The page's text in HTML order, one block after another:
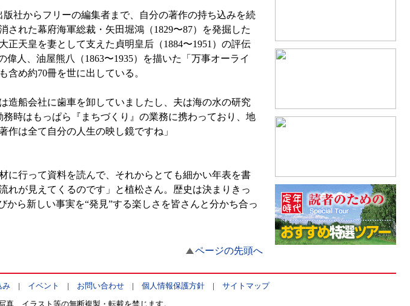
社からフリーの編集者まで、自分の著作の持ち込みを続
れた幕府海軍総裁・矢田堀鴻（1829〜87）を発掘した
天皇を妻として支えた貞明皇后（1884〜1951）の評伝
偉人、油屋熊八（1863〜1935）を描いた「万事オーライ
め約70冊を世に出している。
船会社に歯車を卸していましたし、夫は海の水の研究
時はもっぱら『まちづくり』の業務に携わっており、地
は全て自分の人生の映し鏡ですね」
行って資料を読んで、それからとても細かい年表を書
が見えてくるのです」と植松さん。歴史は決まりきっ
ら新しい事実を“発見”する楽しさを皆さんと分かち合っ
ページの先頭へ
み| イベント | お問い合わせ| 個人情報保護方針| サイトマップ
、イラスト等の無断複製・転載を禁じます。